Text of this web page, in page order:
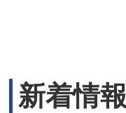
新着情報